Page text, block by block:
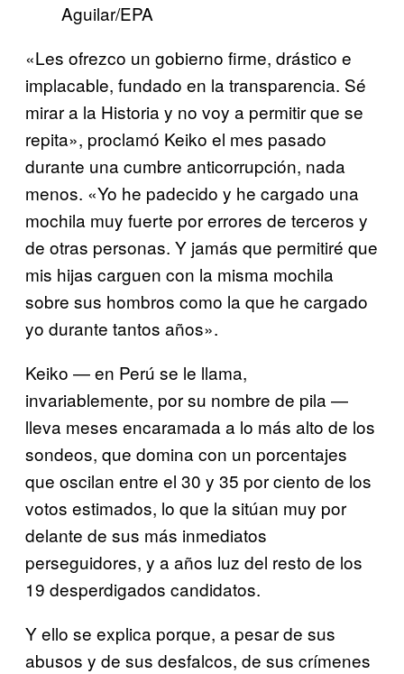
Aguilar/EPA
«Les ofrezco un gobierno firme, drástico e
implacable, fundado en la transparencia. Sé
mirar a la Historia y no voy a permitir que se
repita», proclamó Keiko el mes pasado
durante una cumbre anticorrupción, nada
menos. «Yo he padecido y he cargado una
mochila muy fuerte por errores de terceros y
de otras personas. Y jamás que permitiré que
mis hijas carguen con la misma mochila
sobre sus hombros como la que he cargado
yo durante tantos años».
Keiko — en Perú se le llama,
invariablemente, por su nombre de pila —
lleva meses encaramada a lo más alto de los
sondeos, que domina con un porcentajes
que oscilan entre el 30 y 35 por ciento de los
votos estimados, lo que la sitúan muy por
delante de sus más inmediatos
perseguidores, y a años luz del resto de los
19 desperdigados candidatos.
Y ello se explica porque, a pesar de sus
abusos y de sus desfalcos, de sus crímenes